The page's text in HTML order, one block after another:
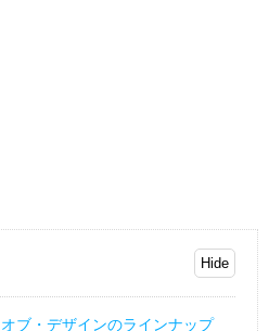
ブ・デザインのラインナップ